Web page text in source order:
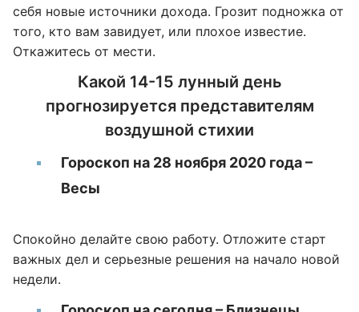
себя новые источники дохода. Грозит подножка от
того, кто вам завидует, или плохое известие.
Откажитесь от мести.
Какой 14-15 лунный день
прогнозируется представителям
воздушной стихии
Гороскоп на 28 ноября 2020 года –
Весы
Спокойно делайте свою работу. Отложите старт
важных дел и серьезные решения на начало новой
недели.